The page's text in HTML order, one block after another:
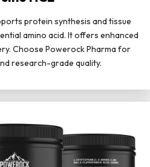
protein synthesis and tissue
amino acid. It offers enhanced
Choose Powerock Pharma for
research-grade quality.